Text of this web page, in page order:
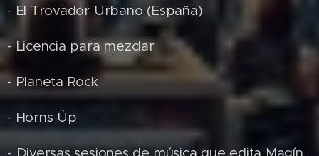
- El Trovador Urbano (España)
- Licencia para mezclar
- Planeta Rock
- Hörns Üp